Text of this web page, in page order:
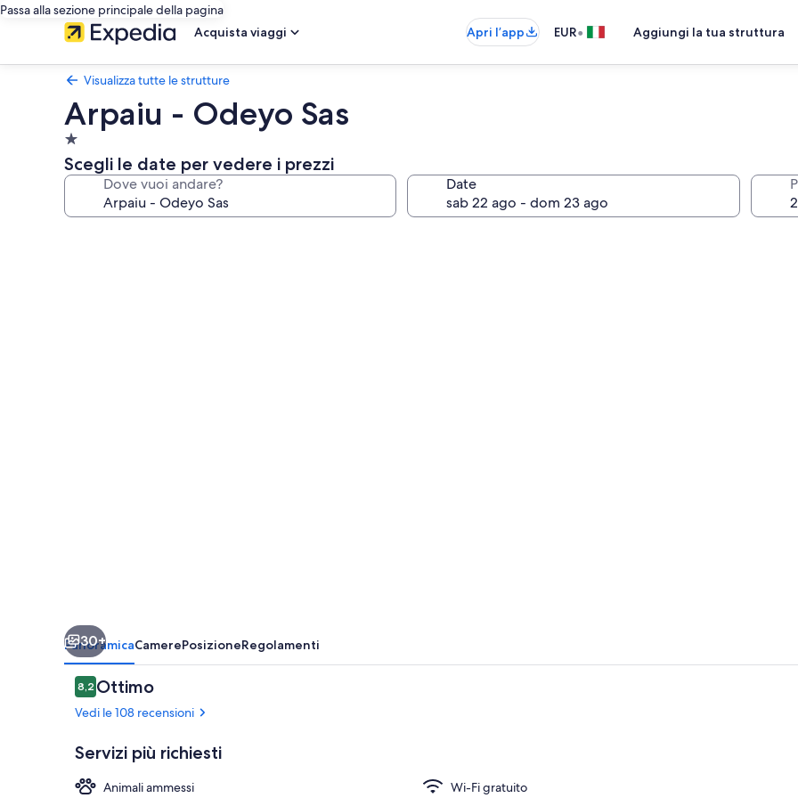
Passa alla sezione principale della pagina
Acquista viaggi
Apri l’app EUR• Aggiungi la tua struttura
Visualizza tutte le strutture
Arpaiu - Odeyo Sas
Struttura
a
1.0
Scegli le date per vedere i prezzi
Dove vuoi andare? Date
30+
PanoramicaCamerePosizioneRegolamenti
Recensioni
8,28,2 su 10
Ottimo
Vedi le 108 recensioni
Servizi più richiesti
Animali ammessi
Wi-Fi gratuito